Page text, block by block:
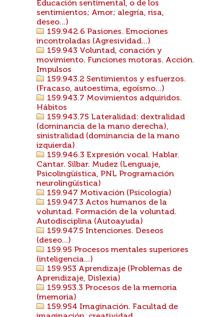
Educación sentimental, o de los
sentimientos; Amor; alegría, risa,
deseo...)
159.942.6 Pasiones. Emociones
incontroladas (Agresividad...)
159.943 Voluntad, conación y
movimiento. Funciones motoras. Acción.
Impulsos
159.943.2 Sentimientos y esfuerzos.
(Fracaso, autoestima, egoísmo...)
159.943.7 Movimientos adquiridos.
Hábitos
159.943.75 Lateralidad: dextralidad
(dominancia de la mano derecha),
sinistralidad (dominancia de la mano
izquierda)
159.946.3 Expresión vocal. Hablar.
Cantar. Silbar. Mudez (Lenguaje,
Psicolingüística, PNL Programación
neurolingüística)
159.947 Motivación (Psicología)
159.947.3 Actos humanos de la
voluntad. Formación de la voluntad.
Autodisciplina (Autoayuda)
159.947.5 Intenciones. Deseos
(deseo...)
159.95 Procesos mentales superiores
(inteligencia...)
159.953 Aprendizaje (Problemas de
Aprendizaje, Dislexia)
159.953.3 Procesos de la memoria
(memoria)
159.954 Imaginación. Facultad de